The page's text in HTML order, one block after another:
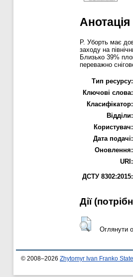
Анотація
Р. Уборть має
заходу на
Близько 39%
переважно
Тип ресурсу:
Ключові слова:
Класифікатор:
Відділи:
Користувач:
Дата подачі:
Оновлення:
URI:
ДСТУ 8302:2015:
Дії
Оглянути
© 2008–2026 Zhytomyr Ivan Franko